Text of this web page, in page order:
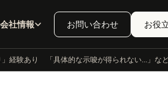
会社情報 お問い合わせ お役
経験あり 「具体的な示唆が得られない...」な